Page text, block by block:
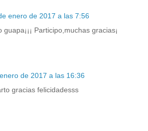
enero de 2017 a las 7:56
Participo,muchas gracias¡
de 2017 a las 16:36
gracias felicidadesss